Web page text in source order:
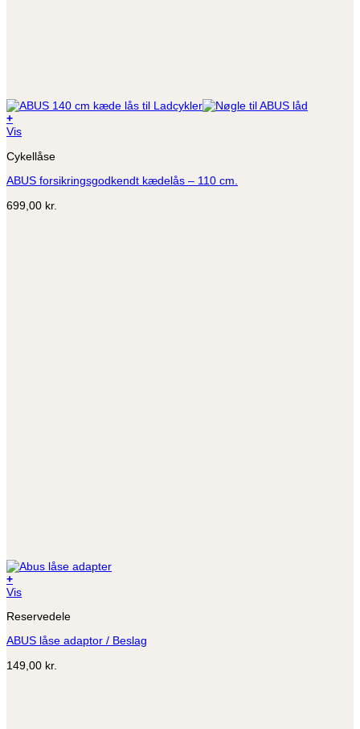
+
Vis
Cykellåse
ABUS forsikringsgodkendt kædelås – 110 cm.
699,00 kr.
+
Vis
Reservedele
ABUS låse adaptor / Beslag
149,00 kr.